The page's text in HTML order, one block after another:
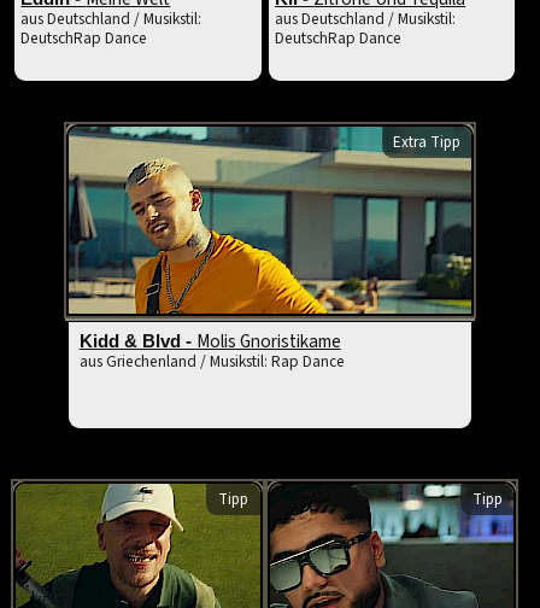
aus Deutschland / Musikstil:
DeutschRap Dance
aus Deutschland / Musikstil:
DeutschRap Dance
Extra Tipp
Kidd & Blvd - Molis Gnoristikame
aus Griechenland / Musikstil: Rap Dance
Tipp Tipp